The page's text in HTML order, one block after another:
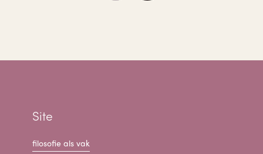
Site
filosofie als vak